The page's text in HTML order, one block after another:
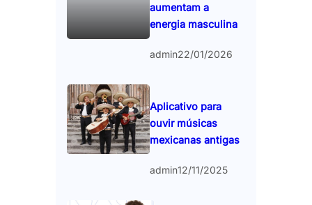
aumentam a
energia masculina
admin22/01/2026
Aplicativo para
ouvir músicas
mexicanas antigas
admin12/11/2025